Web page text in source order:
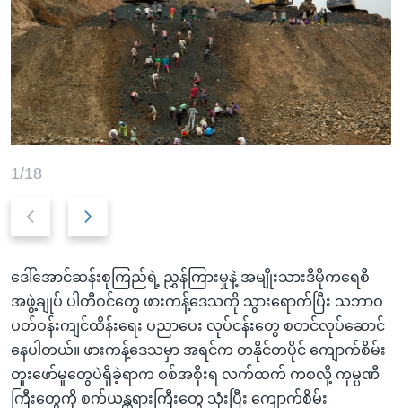
ပင်မ
အ
ညွန်း
စာမျက်နှာ
သို့
ကျော်
ရှာဖွေ
ရန်
သို့
ကျော်
ရန်
ရုပ်ရှင်ထဲက အင်္ဂလိပ်စာ
သုတပဒေသာ အင်္ဂလိပ်စာ
တီဗွီ
ရေဒီယို/တီဗွီအစီအစဉ်
Learning English
ဗွီအိုအေ လူမှုကွန်ယက်များ
1/18
Previous
Next
ဒေါ်အောင်ဆန်းစုကြည်ရဲ့ ညွှန်ကြားမှုနဲ့ အမျိုးသားဒီမိုကရေစီ
အဖွဲ့ချုပ် ပါတီဝင်တွေ ဖားကန့်ဒေသကို သွားရောက်ပြီး သဘာဝ
ပတ်ဝန်းကျင်ထိန်းရေး ပညာပေး လုပ်ငန်းတွေ စတင်လုပ်ဆောင်
နေပါတယ်။ ဖားကန့်ဒေသမှာ အရင်က တနိုင်တပိုင် ကျောက်စိမ်း
တူးဖော်မှုတွေပဲရှိခဲ့ရာက စစ်အစိုးရ လက်ထက် ကစလို့ ကုမ္ပဏီ
ကြီးတွေကို စက်ယန္တရားကြီးတွေ သုံးပြီး ကျောက်စိမ်း